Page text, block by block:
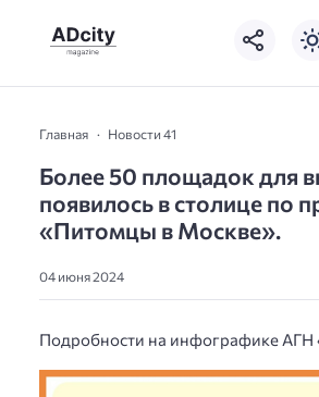
Главная Новости 41
Более 50 площадок для
появилось в столице по
«Питомцы в Москве».
04 июня 2024
Подробности на инфографике АГН